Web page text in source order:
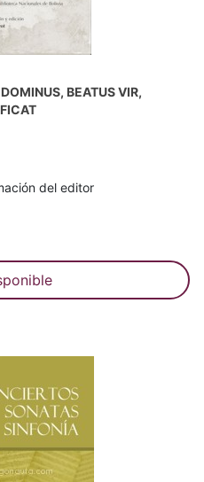
BEATUS VIR,
del editor